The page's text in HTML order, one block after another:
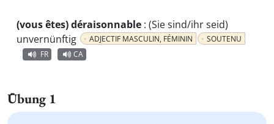
(vous êtes) déraisonnable : (Sie sind/ihr seid)
unvernünftig
ADJECTIF MASCULIN, FÉMININ
SOUTENU
FR
CA
Übung 1